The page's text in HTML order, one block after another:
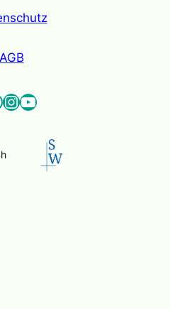
AGB
Instagram
YouTube